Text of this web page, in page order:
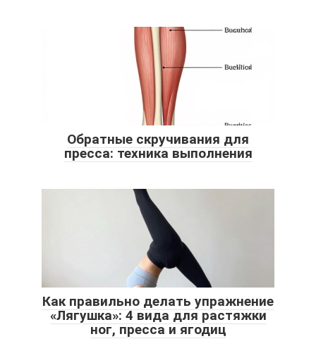
Обратные скручивания для
пресса: техника выполнения
Как правильно делать упражнение
«Лягушка»: 4 вида для растяжки
ног, пресса и ягодиц